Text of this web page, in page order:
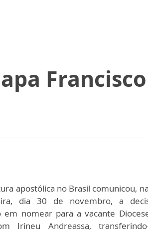
apostólica no Brasil comunicou,
dia 30 de novembro, a
em nomear para a vacante
Irineu Andreassa,